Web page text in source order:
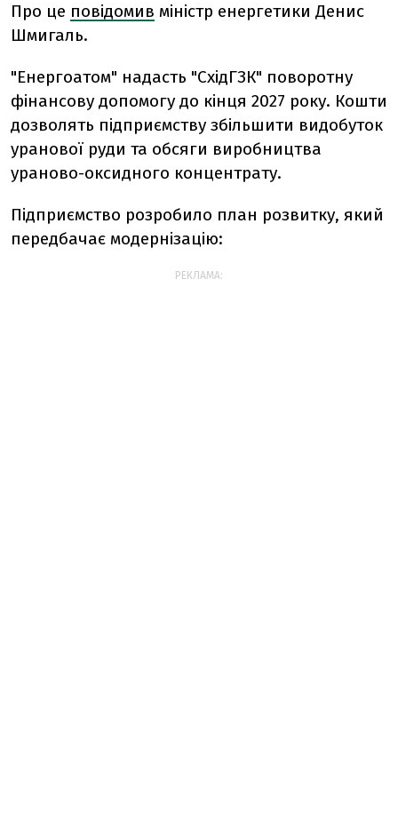
Про це повідомив міністр енергетики Денис
Шмигаль.
"Енергоатом" надасть "СхідГЗК" поворотну
фінансову допомогу до кінця 2027 року. Кошти
дозволять підприємству збільшити видобуток
уранової руди та обсяги виробництва
ураново-оксидного концентрату.
Підприємство розробило план розвитку, який
передбачає модернізацію:
РЕКЛАМА: